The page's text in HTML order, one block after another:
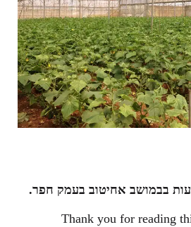
בבמושב אחיטוב בעמק חפר.
Thank you for reading